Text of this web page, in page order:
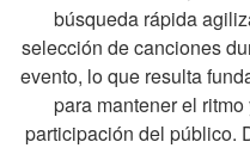
búsqueda rápida
selección de canciones
evento, lo que resulta
para mantener el ritmo
participación del público.